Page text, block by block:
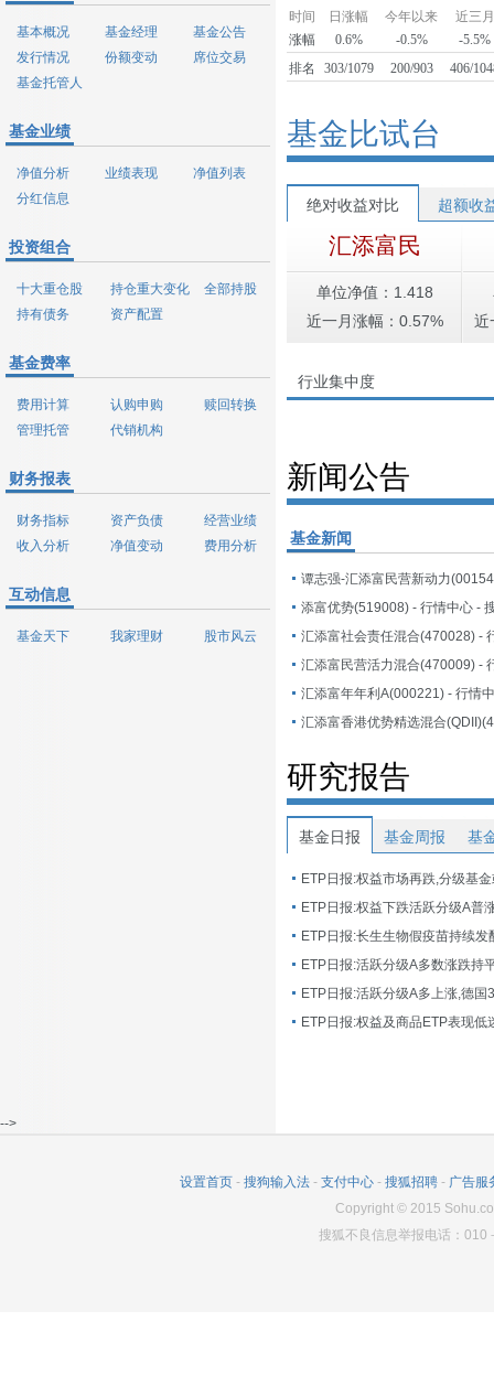
基本概况 基金经理
基金公告
发行情况
份额变动
席位交易
基金托管人
基金业绩
净值分析 业绩表现
净值列表
分红信息
投资组合
十大重仓股 持仓重大变化
全部持股
持有债务
资产配置
基金费率
费用计算 认购申购
赎回转换
管理托管
代销机构
财务报表
财务指标 资产负债
经营业绩
收入分析
净值变动 费用分析
互动信息
基金天下 我家理财 股市风云
时间 日涨幅 今年以来
近三月
涨幅
0.6% -0.5%
-5.5%
排名
303/1079 200/903 406/
基金比试台
绝对收益对比 超额收
汇添富民
单位净值：1.418
近一月涨幅：0.57%
近
行业集中度
新闻公告
基金新闻
添富优势(519008) - 行情中心 -
汇添富年年利A(000221) - 行情
研究报告
基金日报 基金周报 基
ETP日报:权益市场再跌,分级基
ETP日报:长生生物假疫苗持续发
ETP日报:活跃分级A多数涨跌持
ETP日报:活跃分级A多上涨,德国
-->
设置首页 - 搜狗输入法 - 支付中心 - 搜狐招聘 - 广告服
Copyright© 2015
搜狐不良信息举报电话：010